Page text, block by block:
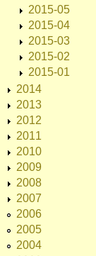
2015-05
2015-04
2015-03
2015-02
2015-01
2014
2013
2012
2011
2010
2009
2008
2007
2006
2005
2004